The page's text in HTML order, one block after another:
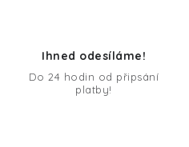
Ihned odesíláme!
Do 24 hodin od připsání
platby!